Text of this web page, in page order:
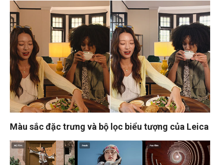
Màu sắc đặc trưng và bộ lọc biểu tượng của Leica